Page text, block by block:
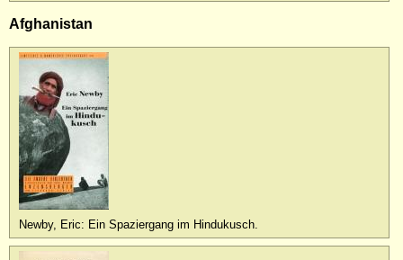
Afghanistan
Newby, Eric: Ein Spaziergang im Hindukusch.